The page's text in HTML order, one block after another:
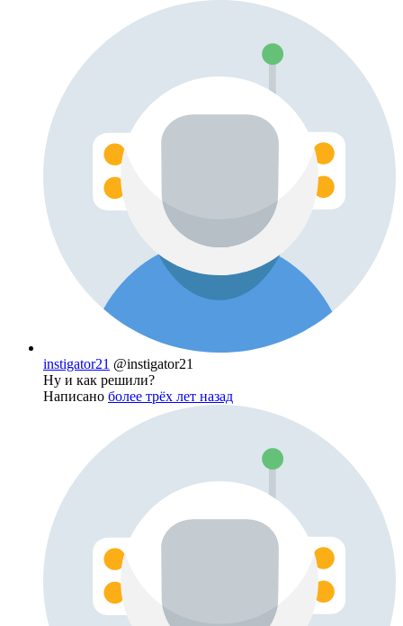
instigator21 @instigator21
Ну и как решили?
Написано более трёх лет назад